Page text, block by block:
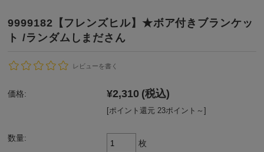
9999182【フレンズヒル】★ボア付きブランケッ
ト /ランダムしまださん
レビューを書く
価格: ¥2,310 (税込)
[ポイント還元 23ポイント～]
数量:
枚